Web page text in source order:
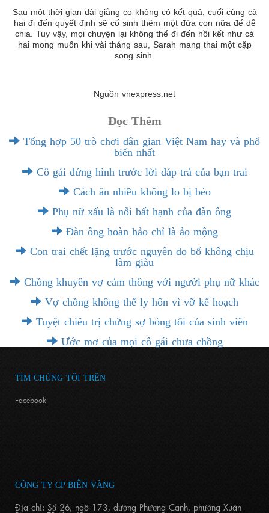
Sau một thời gian dài giằng co không có kết quả, cuối cùng cả
hai đi đến quyết định sẽ cố sinh thêm một đứa con nữa để dễ
chia. Tuy vậy, mọi chuyện lại không thể đi đến hồi kết như cả
hai mong muốn khi vài tháng sau, Sarah mang thai một cặp
song sinh.
Nguồn vnexpress.net
Đọc Thêm
Tổng hợp 50 trò chơi dân gian Việt Nam hay và phổ
biến nhất
Cô gái đứng hình trước lời đáp trả của bạn trai
Cách ăn nhiều không lo bị béo
Phụ nữ xấu là nỗi bất hạnh của đàn ông
Đàn ông hoàn hảo chỉ là ảo mộng
Con trai chết lặng trước nguyên do bố không chịu
làm giàu
Chồng khuyên vợ cảm thông với người phụ nữ khác
Vợ chồng không thể ly hôn vì vỡ kế hoạch
Tuyệt chiêu trị chứng sợ bóng tối của sinh viên
Ước mơ của mọi cô gái chưa chồng
TÌM CHÚNG TÔI TRÊN
Facebook
CÔNG TY CP BIỂN VÀNG
Địa chỉ: Số 26, ngõ 173, đường Phương Canh, phường Xuân